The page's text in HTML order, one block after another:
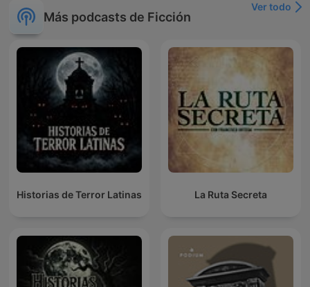
Más podcasts de Ficción
Ver todo
Historias de Terror Latinas La Ruta Secreta